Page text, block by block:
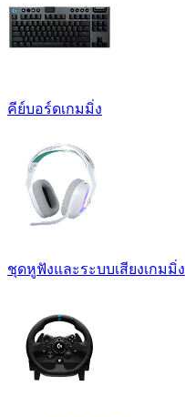
คีย์บอร์ดเกมมิ่ง
ชุดหูฟังและระบบเสียงเกมมิ่ง